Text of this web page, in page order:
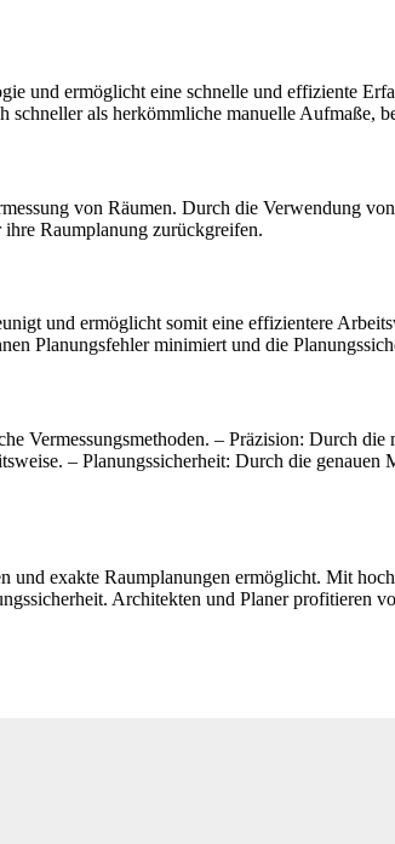
und ermöglicht eine schnelle und effiziente
als herkömmliche manuelle Aufmaße,
von Räumen. Durch die Verwendung
Raumplanung zurückgreifen.
und ermöglicht somit eine effizientere
Planungsfehler minimiert und die
Vermessungsmethoden. – Präzision: Durch
– Planungssicherheit: Durch die
und exakte Raumplanungen ermöglicht. Mit
Architekten und Planer profitieren